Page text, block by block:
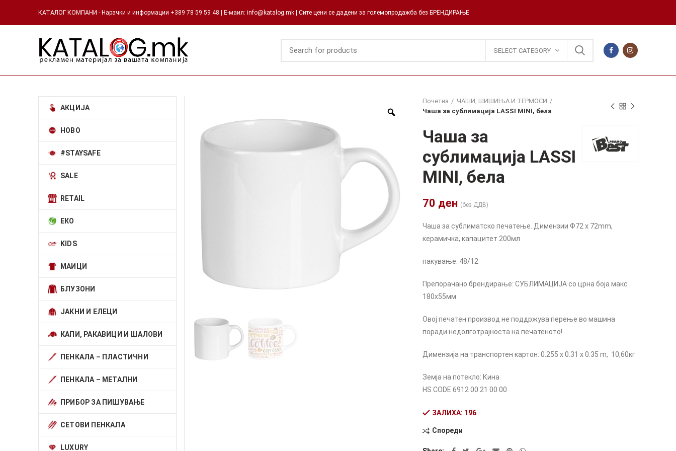
КАТАЛОГ КОМПАНИ - Нарачки и информации +389 78 59 59 48 | Е-маил: info@katalog.mk | Сите цени се дадени за големопродажба без БРЕНДИРАЊЕ
SELECT CATEGORY
Почетна
ЧАШИ, ШИШИЊА И ТЕРМОСИ
Чаша за сублимација LASSI MINI, бела
Чаша за
сублимација LASSI
MINI, бела
70 ден (без ДДВ)
Чаша за сублиматско печатење. Димензии Ф72 x 72mm,
керамичка, капацитет 200мл
пакување: 48/12
Препорачано брендирање: СУБЛИМАЦИЈА со црна боја макс
180х55мм
Овој печатен производ не поддржува перење во машина
поради недолготрајноста на печатеното!
Димензија на транспортен картон: 0.255 x 0.31 x 0.35 m, 10,60кг
Земја на потекло: Кина
HS CODE 6912 00 21 00 00
ЗАЛИХА: 196
Alternative:
Спореди
АКЦИЈА
НОВО
#STAYSAFE
SALE
RETAIL
ЕКО
KIDS
МАИЦИ
БЛУЗОНИ
ЈАКНИ И ЕЛЕЦИ
КАПИ, РАКАВИЦИ И ШАЛОВИ
ПЕНКАЛА – ПЛАСТИЧНИ
ПЕНКАЛА – МЕТАЛНИ
ПРИБОР ЗА ПИШУВАЊЕ
СЕТОВИ ПЕНКАЛА
LUXURY